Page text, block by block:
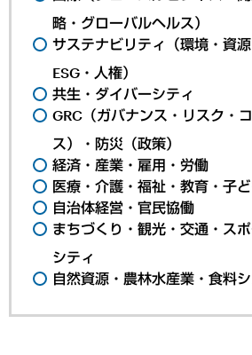
略・グローバルヘルス）
サステナビリティ（環境・資
ESG・人権）
共生・ダイバーシティ
GRC（ガバナンス・リスク・
ス）・防災（政策）
経済・産業・雇用・労働
医療・介護・福祉・教育・子
自治体経営・官民協働
まちづくり・観光・交通・ス
シティ
自然資源・農林水産業・食料